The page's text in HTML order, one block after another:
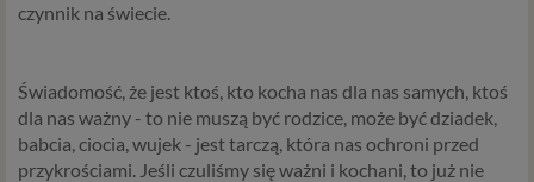
czynnik na świecie.
Świadomość, że jest ktoś, kto kocha nas dla nas samych, ktoś
dla nas ważny - to nie muszą być rodzice, może być dziadek,
babcia, ciocia, wujek - jest tarczą, która nas ochroni przed
przykrościami. Jeśli czuliśmy się ważni i kochani, to już nie